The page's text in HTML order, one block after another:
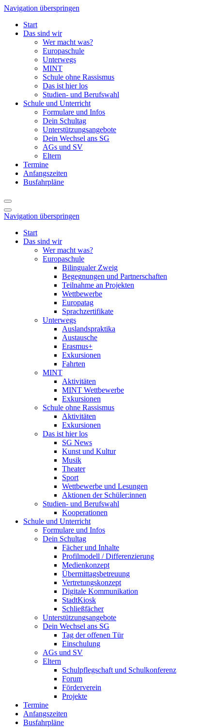
Navigation überspringen
Start
Das sind wir
Wer macht was?
Europaschule
Unterwegs
MINT
Schule ohne Rassismus
Das ist hier los
Studien- und Berufswahl
Schule und Unterricht
Formulare und Infos
Dein Schultag
Unterstützungsangebote
Dein Wechsel ans SG
AGs und SV
Eltern
Termine
Anfangszeiten
Busfahrpläne
Navigation überspringen
Start
Das sind wir
Wer macht was?
Europaschule
Bilingualer Zweig
Begegnungen und Partnerschaften
Teilnahme an Projekten
Wettbewerbe
Europatag
Sprachzertifikate
Unterwegs
Auslandspraktika
Austausche
Erasmus+
Exkursionen
Fahrten
MINT
Aktivitäten
MINT Wettbewerbe
Exkursionen
Schule ohne Rassismus
Aktivitäten
Exkursionen
Das ist hier los
SG News
Kunst und Kultur
Musik
Theater
Sport
Wettbewerbe und Lesungen
Aktionen der Schüler:innen
Studien- und Berufswahl
Kooperationen
Schule und Unterricht
Formulare und Infos
Dein Schultag
Fächer und Inhalte
Profilmodell / Differenzierung
Medienkonzept
Übermittagsbetreuung
Vertretungskonzept
Digitale Kommunikation
StadtKiosk
Schließfächer
Unterstützungsangebote
Dein Wechsel ans SG
Tag der offenen Tür
Einschulung
AGs und SV
Eltern
Schulpflegschaft und Schulkonferenz
Forum
Förderverein
Projekte
Termine
Anfangszeiten
Busfahrpläne